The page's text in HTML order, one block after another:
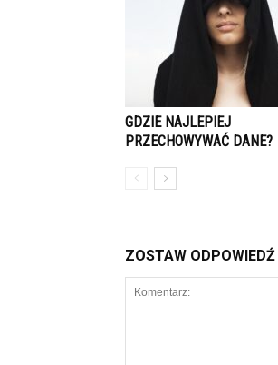
GDZIE NAJLEPIEJ
PRZECHOWYWAĆ DANE?
ZOSTAW ODPOWIEDŹ